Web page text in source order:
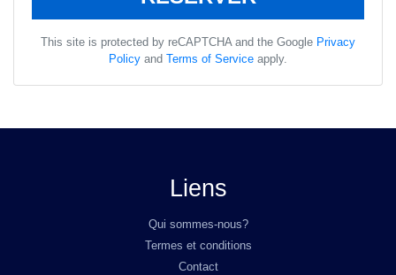
This site is protected by reCAPTCHA and the Google Privacy
Policy and Terms of Service apply.
Liens
Qui sommes-nous?
Termes et conditions
Contact